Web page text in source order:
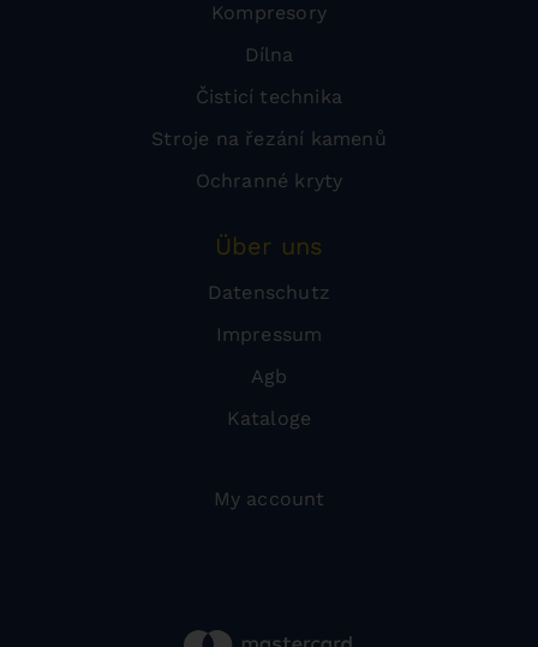
Kompresory
Dílna
Čisticí technika
Stroje na řezání kamenů
Ochranné kryty
Über uns
Datenschutz
Impressum
Agb
Kataloge
My account